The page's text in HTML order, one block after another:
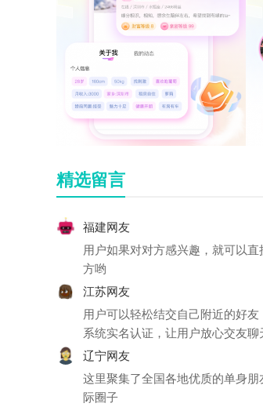
精选留言
福建网友
用户如果对对方感兴趣，就可以
方哟
江苏网友
用户可以轻松结交自己附近的好
系统实名认证，让用户放心交友聊
辽宁网友
这里聚集了全国各地优质的单身
际圈子